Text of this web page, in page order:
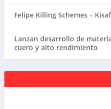
Felipe Killing Schemes –
Lanzan desarrollo de
cuero y alto rendimiento